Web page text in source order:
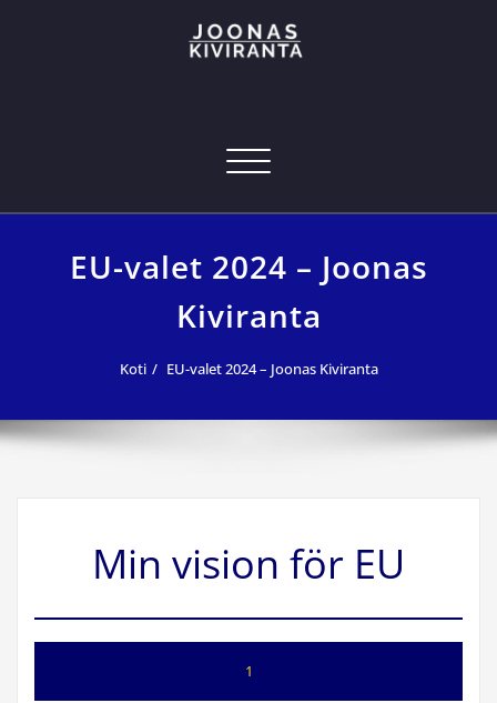
tekniikan osaaja
Navigoi
EU-valet 2024 – Joonas
Kiviranta
Koti EU-valet 2024 – Joonas Kiviranta
Min vision för EU
1